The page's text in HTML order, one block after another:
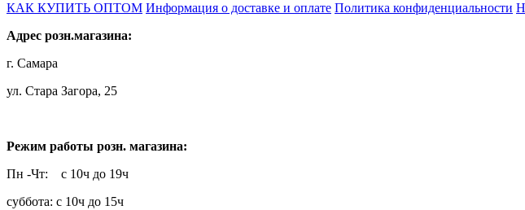
КАК КУПИТЬ ОПТОМ Информация о доставке и оплате Политика конфиденциальности
Адрес розн.магазина:
г. Самара
ул. Стара Загора, 25
Режим работы розн. магазина:
Пн -Чт: с 10ч до 19ч
суббота: с 10ч до 15ч